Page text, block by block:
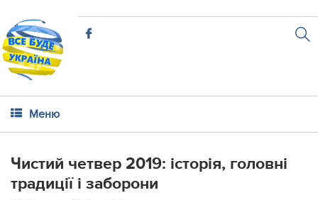
Меню
Чистий четвер 2019: історія, головні
традиції і заборони